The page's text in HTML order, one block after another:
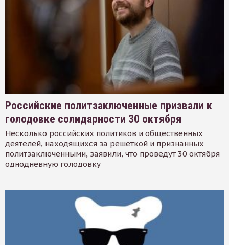
Российские политзаключенные призвали к
голодовке солидарности 30 октября
Несколько российских политиков и общественных
деятелей, находящихся за решеткой и признанных
политзаключенными, заявили, что проведут 30 октября
однодневную голодовку